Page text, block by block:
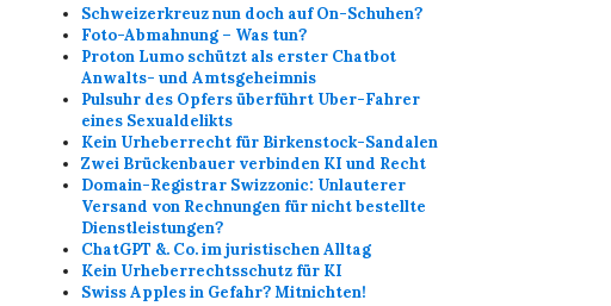
Schweizerkreuz nun doch auf On-Schuhen?
Foto-Abmahnung – Was tun?
Proton Lumo schützt als erster Chatbot
Anwalts- und Amtsgeheimnis
Pulsuhr des Opfers überführt Uber-Fahrer
eines Sexualdelikts
Kein Urheberrecht für Birkenstock-Sandalen
Zwei Brückenbauer verbinden KI und Recht
Domain-Registrar Swizzonic: Unlauterer
Versand von Rechnungen für nicht bestellte
Dienstleistungen?
ChatGPT &. Co. im juristischen Alltag
Kein Urheberrechtsschutz für KI
Swiss Apples in Gefahr? Mitnichten!